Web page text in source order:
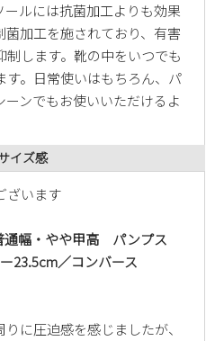
ールには抗菌加工よりも効果
加工を施されており、有害
します。靴の中をいつでも
す。日常使いはもちろん、パ
ンでもお使いいただけるよ
イズ感
ざいます
通幅・やや甲高 パンプス
23.5cm／コンバース
に圧迫感を感じましたが、